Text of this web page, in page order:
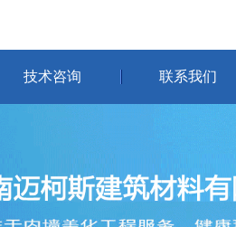
技术咨询 联系我们